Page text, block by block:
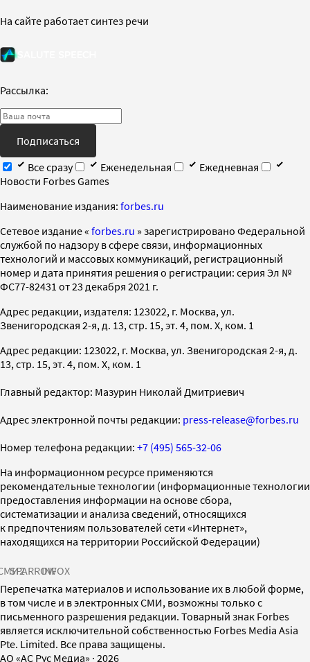
На сайте работает синтез речи
Рассылка:
Подписаться
Все сразу
Еженедельная
Ежедневная
Новости Forbes Games
Наименование издания: forbes.ru
Cетевое издание « forbes.ru » зарегистрировано Федеральной
службой по надзору в сфере связи, информационных
технологий и массовых коммуникаций, регистрационный
номер и дата принятия решения о регистрации: серия Эл №
ФС77-82431 от 23 декабря 2021 г.
Адрес редакции, издателя: 123022, г. Москва, ул.
Звенигородская 2-я, д. 13, стр. 15, эт. 4, пом. X, ком. 1
Адрес редакции: 123022, г. Москва, ул. Звенигородская 2-я, д.
13, стр. 15, эт. 4, пом. X, ком. 1
Главный редактор: Мазурин Николай Дмитриевич
Адрес электронной почты редакции: press-release@forbes.ru
Номер телефона редакции: +7 (495) 565-32-06
На информационном ресурсе применяются
рекомендательные технологии (информационные технологии
предоставления информации на основе сбора,
систематизации и анализа сведений, относящихся
к предпочтениям пользователей сети «Интернет»,
находящихся на территории Российской Федерации)
SPARROWINFOX
Перепечатка материалов и использование их в любой форме,
в том числе и в электронных СМИ, возможны только с
письменного разрешения редакции. Товарный знак Forbes
является исключительной собственностью Forbes Media Asia
Pte. Limited. Все права защищены.
AO «АС Рус Медиа» · 2026